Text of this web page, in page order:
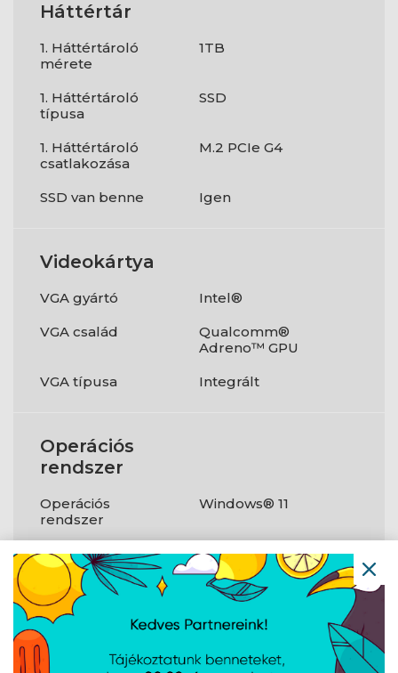
Háttértár
1. Háttértároló
mérete
1TB
1. Háttértároló
típusa
SSD
1. Háttértároló
csatlakozása
M.2 PCIe G4
SSD van benne Igen
Videokártya
VGA gyártó
Intel®
VGA család
Qualcomm®
Adreno™ GPU
VGA típusa
Integrált
Operációs
rendszer
Operációs
rendszer
Windows® 11
Csatlakozók
USB3.1
Igen
HDMI
Igen